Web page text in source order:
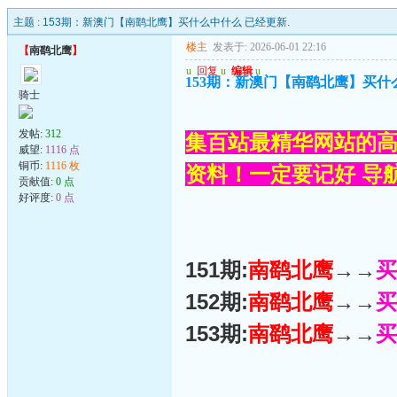
主题 : 153期：新澳门【南鹞北鹰】买什么中什么 已经更新.
【南鹞北鹰】
骑士
发帖: 312
威望: 1116 点
铜币: 1116 枚
贡献值: 0 点
好评度: 0 点
楼主 发表于: 2026-06-01 22:16
u 回复 u 编辑 u
153期：新澳门【南鹞北鹰】买什
集百站最精华网站的
资料！一定要记好 导
151期:南鹞北鹰→→
152期:南鹞北鹰→→
153期:南鹞北鹰→→